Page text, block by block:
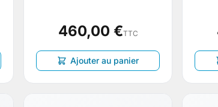
460,00 €TTC
Ajouter au panier